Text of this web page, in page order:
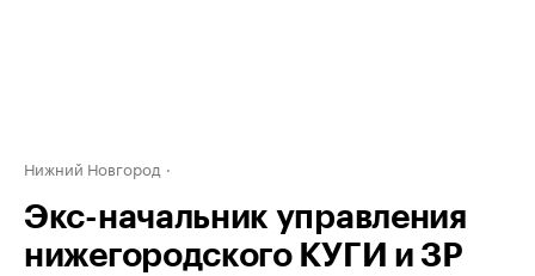
Нижний Новгород
Экс-начальник управления
нижегородского КУГИ и ЗР